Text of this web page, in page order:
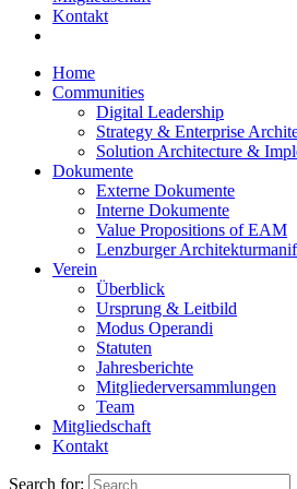
Kontakt
Home
Communities
Digital Leadership
Strategy & Enterprise
Solution Architecture &
Dokumente
Externe Dokumente
Interne Dokumente
Value Propositions of EAM
Lenzburger
Verein
Überblick
Ursprung & Leitbild
Modus Operandi
Statuten
Jahresberichte
Mitgliederversammlungen
Team
Mitgliedschaft
Kontakt
Search for: